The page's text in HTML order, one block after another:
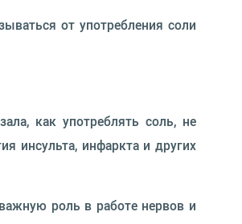
от употребления соли
как употреблять соль, не
инсульта, инфаркта и других
роль в работе нервов и